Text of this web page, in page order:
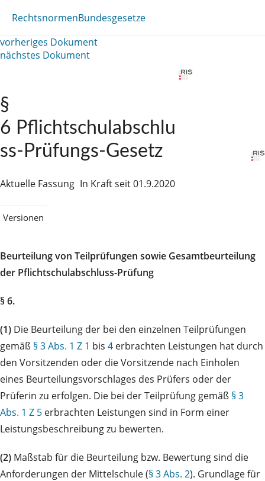
RechtsnormenBundesgesetze
vorheriges Dokument
nächstes Dokument
§
6 Pflichtschulabschlu
ss-Prüfungs-Gesetz
Aktuelle Fassung In Kraft seit 01.9.2020
Versionen
Beurteilung von Teilprüfungen sowie Gesamtbeurteilung
der Pflichtschulabschluss-Prüfung
§ 6.
(1) Die Beurteilung der bei den einzelnen Teilprüfungen
gemäß § 3 Abs. 1 Z 1 bis 4 erbrachten Leistungen hat durch
den Vorsitzenden oder die Vorsitzende nach Einholen
eines Beurteilungsvorschlages des Prüfers oder der
Prüferin zu erfolgen. Die bei der Teilprüfung gemäß § 3
Abs. 1 Z 5 erbrachten Leistungen sind in Form einer
Leistungsbeschreibung zu bewerten.
(2) Maßstab für die Beurteilung bzw. Bewertung sind die
Anforderungen der Mittelschule (§ 3 Abs. 2). Grundlage für